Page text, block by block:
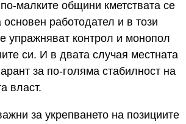
малките общини кметствата се
основен работодател и в този
упражняват контрол и монопол
си. И в двата случая местната
за по-голяма стабилност на
власт.
за укрепването на позициите